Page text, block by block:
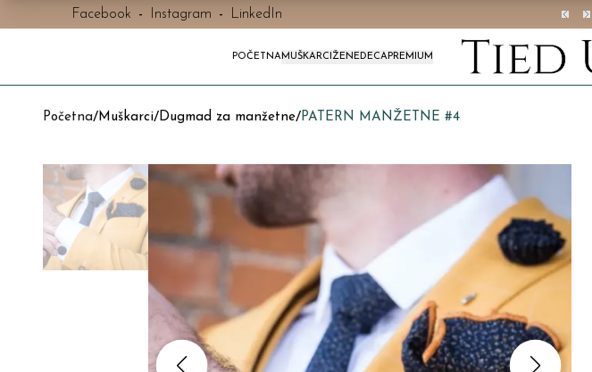
Facebook - Instagram - LinkedIn
POČETNAMUŠKARCI ŽENEDECAPREMIUM
Početna/Muškarci/Dugmad za manžetne/PATERN MANŽETNE #4